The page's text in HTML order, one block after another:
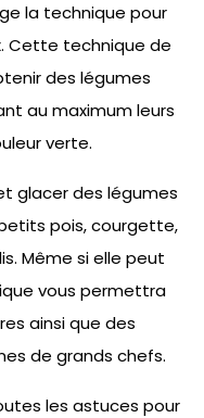
la technique pour
Cette technique de
des légumes
au maximum leurs
verte.
glacer des légumes
pois, courgette,
Même si elle peut
vous permettra
ainsi que des
de grands chefs.
les astuces pour